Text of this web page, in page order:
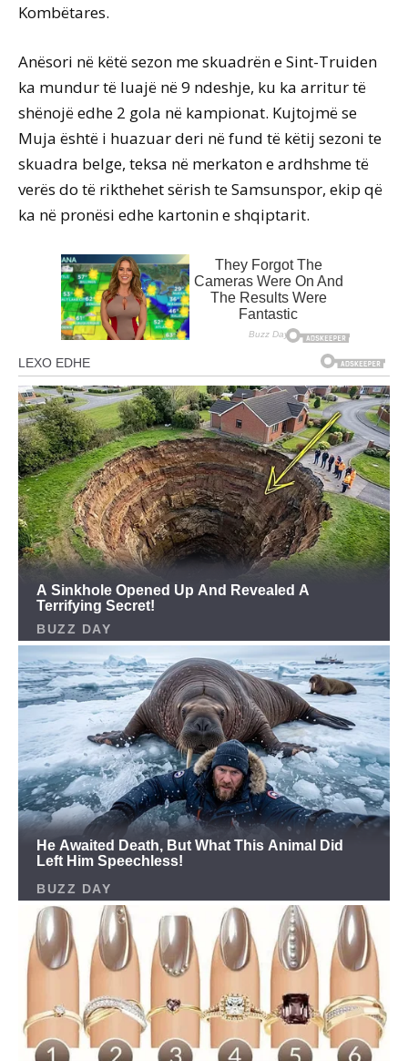
Kombëtares.
Anësori në këtë sezon me skuadrën e Sint-Truiden
ka mundur të luajë në 9 ndeshje, ku ka arritur të
shënojë edhe 2 gola në kampionat. Kujtojmë se
Muja është i huazuar deri në fund të këtij sezoni te
skuadra belge, teksa në merkaton e ardhshme të
verës do të rikthehet sërish te Samsunspor, ekip që
ka në pronësi edhe kartonin e shqiptarit.